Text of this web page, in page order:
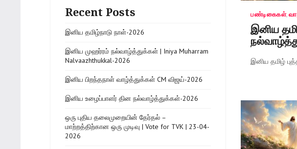
Categories
பண்டிகைகள்,
இனிய
இனிய தமிழ்
Recent Posts
இனிய தமிழ்நாடு நாள்-2026
இனிய முஹர்ரம் நல்வாழ்த்துக்கள் | Iniya Muharram
Nalvaazhthukkal-2026
இனிய பிறந்தநாள் வாழ்த்துக்கள் CM விஜய்-2026
இனிய உழைப்பாளர் தின நல்வாழ்த்துக்கள்-2026
ஒரு புதிய தலைமுறையின் தேர்தல் –
மாற்றத்திற்கான ஒரு முடிவு | Vote for TVK | 23-04-
2026